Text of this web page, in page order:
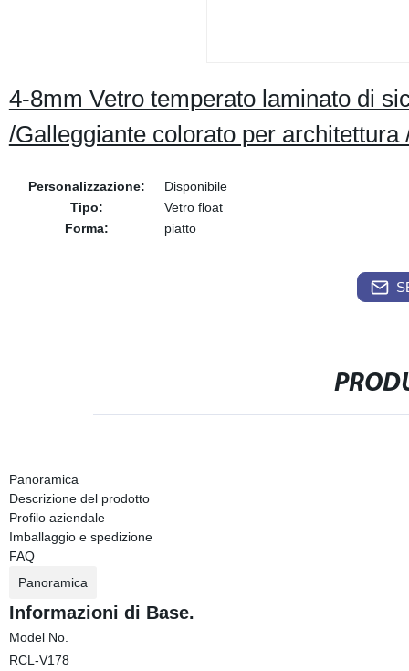
4-8mm Vetro temperato laminato di
/Galleggiante colorato per architettura
Personalizzazione:
Disponibile
Tipo:
Vetro float
Forma:
piatto
Panoramica
Descrizione del prodotto
Profilo aziendale
Imballaggio e spedizione
FAQ
Panoramica
Informazioni di Base.
Model No.
RCL-V178